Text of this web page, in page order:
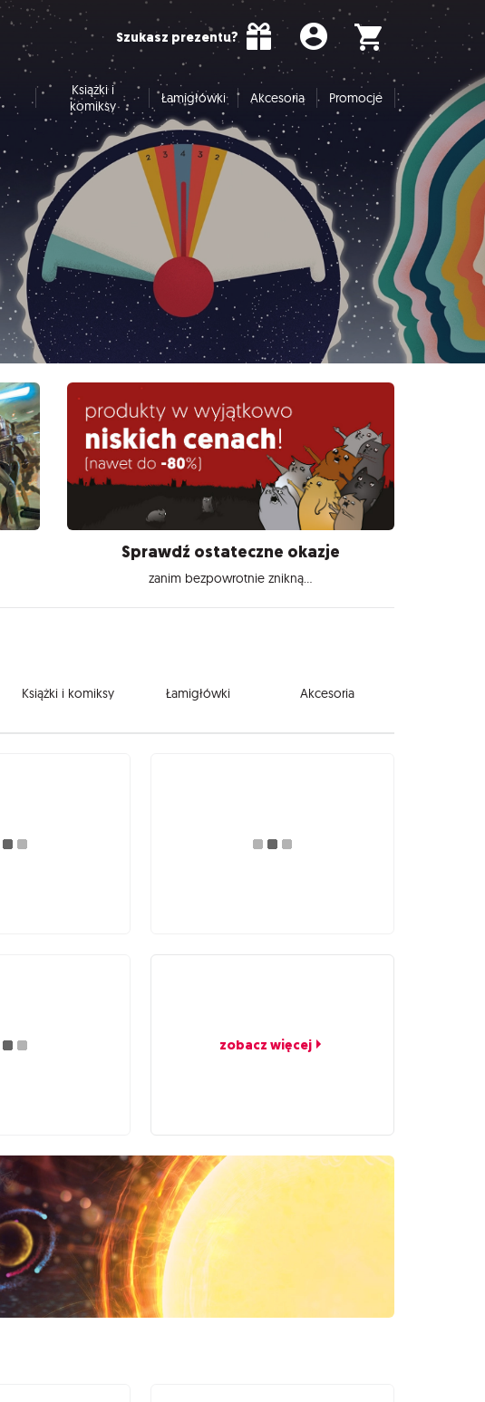
Szukasz prezentu?
Książki i
komiksy
Łamigłówki Akcesoria Promocje
Sprawdź ostateczne okazje
zanim bezpowrotnie znikną...
Książki i komiksy Łamigłówki Akcesoria
zobacz więcej